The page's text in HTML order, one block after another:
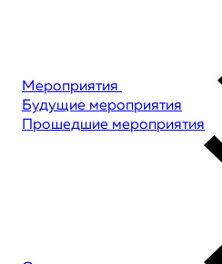
Мероприятия
Будущие мероприятия
Прошедшие мероприятия